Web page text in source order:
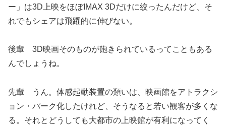
ー」は3D上映をほぼIMAX 3Dだけに絞ったんだけど、そ
れでもシェアは飛躍的に伸びない。
後輩 3D映画そのものが飽きられているってこともある
んでしょうね。
先輩 うん。体感起動装置の類いは、映画館をアトラクシ
ョン・パーク化したけれど、そうなると若い観客が多くな
る。それとどうしても大都市の上映館が有利になってく